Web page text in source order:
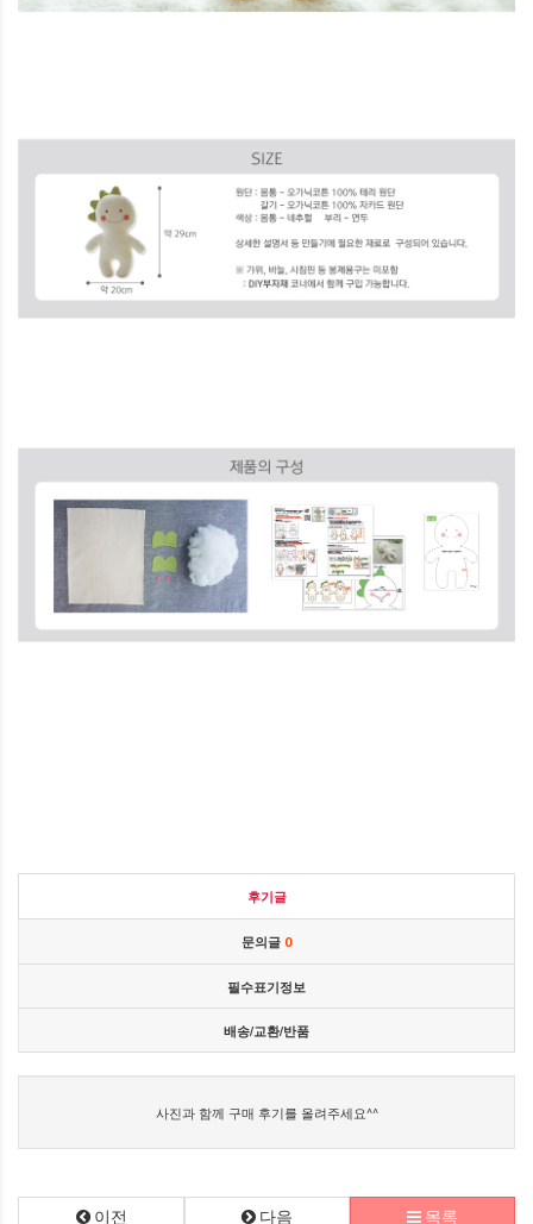
후기글
문의글 0
필수표기정보
배송/교환/반품
사진과 함께 구매 후기를 올려주세요^^
이전 다음 목록